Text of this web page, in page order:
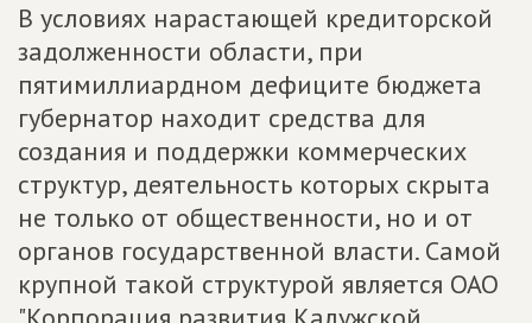
В условиях нарастающей кредиторской
задолженности области, при
пятимиллиардном дефиците бюджета
губернатор находит средства для
создания и поддержки коммерческих
структур, деятельность которых скрыта
не только от общественности, но и от
органов государственной власти. Самой
крупной такой структурой является ОАО